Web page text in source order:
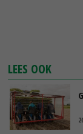
LEES OOK